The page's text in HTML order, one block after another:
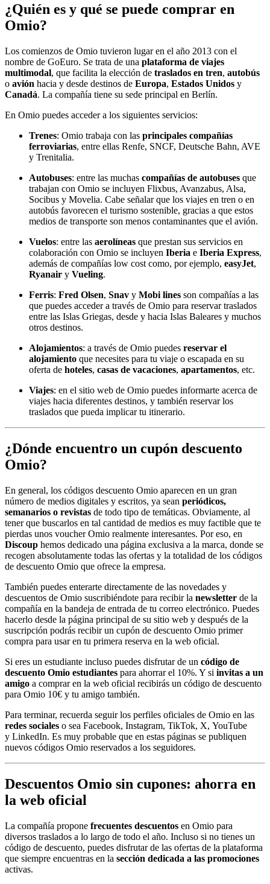
¿Quién es y qué se puede comprar en
Omio?
Los comienzos de Omio tuvieron lugar en el año 2013 con el
nombre de GoEuro. Se trata de una plataforma de viajes
multimodal, que facilita la elección de traslados en tren, autobús
o avión hacia y desde destinos de Europa, Estados Unidos y
Canadá. La compañía tiene su sede principal en Berlín.
En Omio puedes acceder a los siguientes servicios:
Trenes: Omio trabaja con las principales compañías
ferroviarias, entre ellas Renfe, SNCF, Deutsche Bahn, AVE
y Trenitalia.
Autobuses: entre las muchas compañías de autobuses que
trabajan con Omio se incluyen Flixbus, Avanzabus, Alsa,
Socibus y Movelia. Cabe señalar que los viajes en tren o en
autobús favorecen el turismo sostenible, gracias a que estos
medios de transporte son menos contaminantes que el avión.
Vuelos: entre las aerolíneas que prestan sus servicios en
colaboración con Omio se incluyen Iberia e Iberia Express,
además de compañías low cost como, por ejemplo, easyJet,
Ryanair y Vueling.
Ferris: Fred Olsen, Snav y Mobi lines son compañías a las
que puedes acceder a través de Omio para reservar traslados
entre las Islas Griegas, desde y hacia Islas Baleares y muchos
otros destinos.
Alojamientos: a través de Omio puedes reservar el
alojamiento que necesites para tu viaje o escapada en su
oferta de hoteles, casas de vacaciones, apartamentos, etc.
Viajes: en el sitio web de Omio puedes informarte acerca de
viajes hacia diferentes destinos, y también reservar los
traslados que pueda implicar tu itinerario.
¿Dónde encuentro un cupón descuento
Omio?
En general, los códigos descuento Omio aparecen en un gran
número de medios digitales y escritos, ya sean periódicos,
semanarios o revistas de todo tipo de temáticas. Obviamente, al
tener que buscarlos en tal cantidad de medios es muy factible que te
pierdas unos voucher Omio realmente interesantes. Por eso, en
Discoup hemos dedicado una página exclusiva a la marca, donde se
recogen absolutamente todas las ofertas y la totalidad de los códigos
de descuento Omio que ofrece la empresa.
También puedes enterarte directamente de las novedades y
descuentos de Omio suscribiéndote para recibir la newsletter de la
compañía en la bandeja de entrada de tu correo electrónico. Puedes
hacerlo desde la página principal de su sitio web y después de la
suscripción podrás recibir un cupón de descuento Omio primer
compra para usar en tu primera reserva en la web oficial.
Si eres un estudiante incluso puedes disfrutar de un código de
descuento Omio estudiantes para ahorrar el 10%. Y si invitas a un
amigo a comprar en la web oficial recibirás un código de descuento
para Omio 10€ y tu amigo también.
Para terminar, recuerda seguir los perfiles oficiales de Omio en las
redes sociales o sea Facebook, Instagram, TikTok, X, YouTube
y LinkedIn. Es muy probable que en estas páginas se publiquen
nuevos códigos Omio reservados a los seguidores.
Descuentos Omio sin cupones: ahorra en
la web oficial
La compañía propone frecuentes descuentos en Omio para
diversos traslados a lo largo de todo el año. Incluso si no tienes un
código de descuento, puedes disfrutar de las ofertas de la plataforma
que siempre encuentras en la sección dedicada a las promociones
activas.